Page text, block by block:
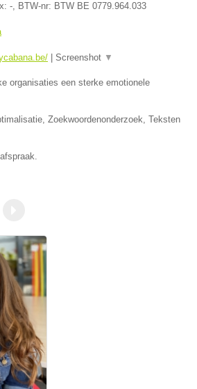
-, BTW-nr: BTW BE 0779.964.033
Screenshot ▼
organisaties een sterke emotionele
Zoekwoordenonderzoek, Teksten